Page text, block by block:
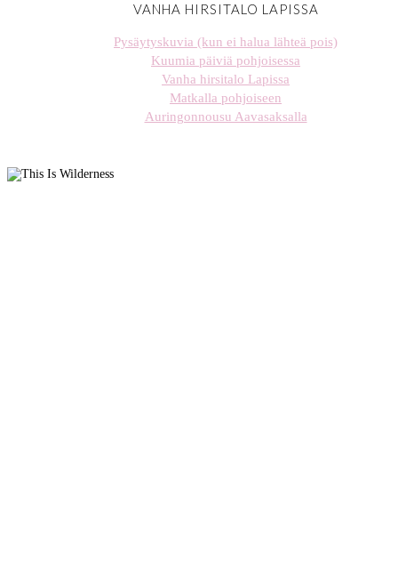
VANHA HIRSITALO LAPISSA
Pysäytyskuvia (kun ei halua lähteä pois)
Kuumia päiviä pohjoisessa
Vanha hirsitalo Lapissa
Matkalla pohjoiseen
Auringonnousu Aavasaksalla